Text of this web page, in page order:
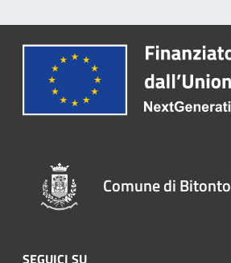
Comune di Bitonto
SEGUICI SU